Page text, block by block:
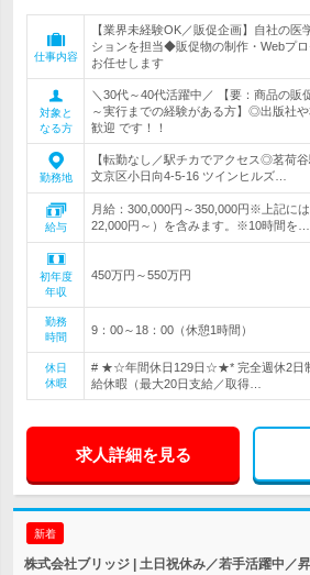
仕事内容
【業界未経験OK／販促企画】自社の医
ションを担当◆販促物の制作・Webプ
お任せします
対象と
なる方
＼30代～40代活躍中／ 【要：商品の販
～実行までの経験がある方】◎出版社
歓迎 です！！
勤務地
【転勤なし／駅チカでアクセス◎茗荷
文京区小日向4-5-16 ツインヒルズ…
給与
月給：300,000円～350,000円※上記に
22,000円～）を含みます。※10時間を…
初年度
年収
450万円～550万円
勤務
時間
9：00～18：00（休憩1時間）
休日
休暇
# ★☆年間休日129日☆★* 完全週休2日
給休暇（最大20日支給／取得…
求人詳細を見る
新着
株式会社ブリッジ | 土日祝休み／若手活躍中／